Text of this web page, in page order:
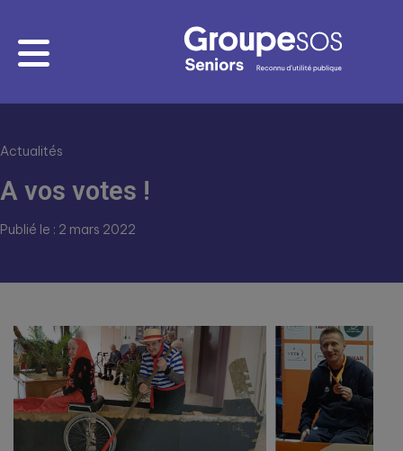
Actualités
A vos votes !
Publié le : 2 mars 2022